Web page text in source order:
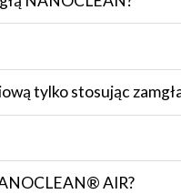
tylko stosując
AIR?